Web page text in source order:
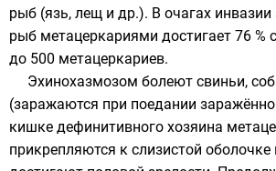
рыб (язь, лещ и др.). В очагах
рыб метацеркариями достигает 76 %
до 500 метацеркариев.
Эхинохазмозом болеют свиньи,
(заражаются при поедании
кишке дефинитивного хозяина
прикрепляются к слизистой оболочке